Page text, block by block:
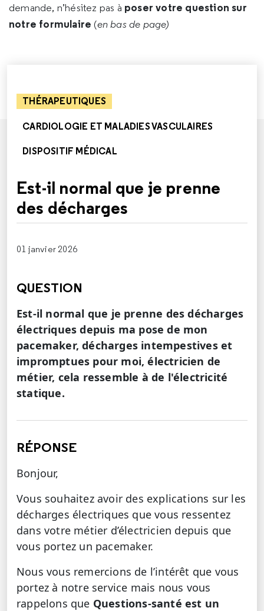
demande, n’hésitez pas à poser votre question sur
notre formulaire (en bas de page)
THÉRAPEUTIQUES
CARDIOLOGIE ET MALADIES VASCULAIRES
DISPOSITIF MÉDICAL
Est-il normal que je prenne
des décharges
01 janvier 2026
QUESTION
Est-il normal que je prenne des décharges
électriques depuis ma pose de mon
pacemaker, décharges intempestives et
impromptues pour moi, électricien de
métier, cela ressemble à de l'électricité
statique.
RÉPONSE
Bonjour,
Vous souhaitez avoir des explications sur les
décharges électriques que vous ressentez
dans votre métier d’électricien depuis que
vous portez un pacemaker.
Nous vous remercions de l’intérêt que vous
portez à notre service mais nous vous
rappelons que Questions-santé est un